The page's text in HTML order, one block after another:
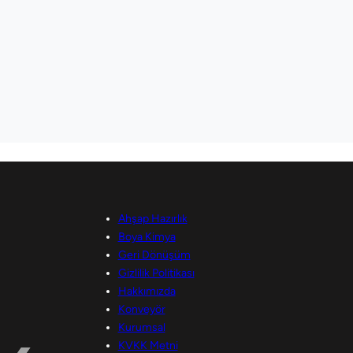
Ahşap Hazırlık
Boya Kimya
Geri Dönüşüm
Gizlilik Politikası
Hakkımızda
Konveyör
Kurumsal
KVKK Metni